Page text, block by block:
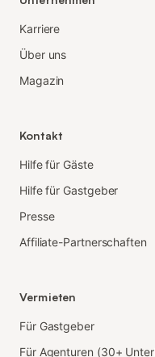
Karriere
Über uns
Magazin
Kontakt
Hilfe für Gäste
Hilfe für Gastgeber
Presse
Affiliate-Partnerschaften
Vermieten
Für Gastgeber
Für Agenturen (30+